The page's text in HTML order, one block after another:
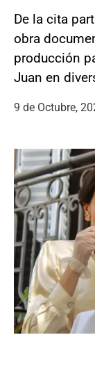
De la cita
obra
producción
Juan en
9 de Octubre,